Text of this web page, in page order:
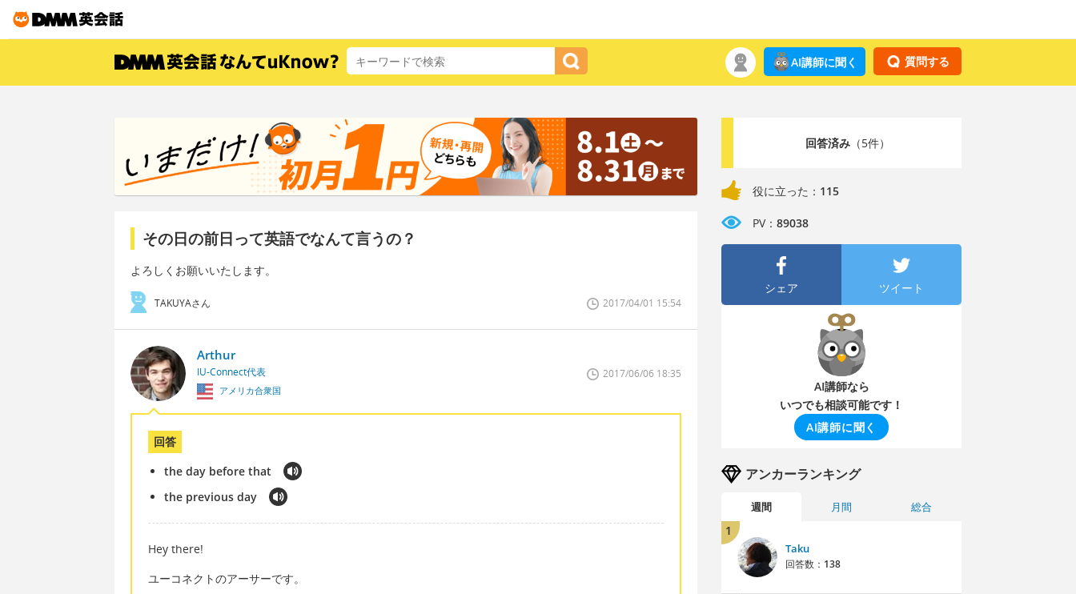
質問する
AI講師に聞く
その日の前日って英語でなんて言うの？
よろしくお願いいたします。
TAKUYAさん 2017/04/01 15:54
Arthur
IU-Connect代表
アメリカ合衆国
2017/06/06 18:35
回答
the day before that
the previous day
Hey there!
ユーコネクトのアーサーです。
回答済み（5件）
役に立った： 115
PV： 89038
シェア ツイート
AI講師なら
いつでも相談可能です！
AI講師に聞く
アンカーランキング
週間 月間 総合
1
Taku
回答数： 138